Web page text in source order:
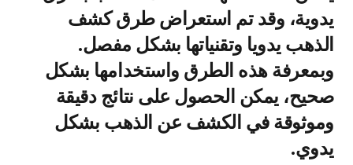
يدوية، وقد تم استعراض طرق كشف
الذهب يدويا وتقنياتها بشكل مفصل.
وبمعرفة هذه الطرق واستخدامها بشكل
صحيح، يمكن الحصول على نتائج دقيقة
وموثوقة في الكشف عن الذهب بشكل
يدوي.